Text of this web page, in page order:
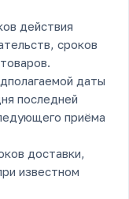
действия
сроков
даты
последней
приёма
доставки,
известном